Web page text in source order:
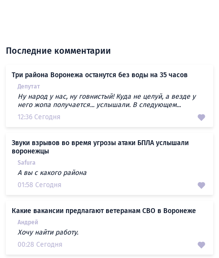
Последние комментарии
Три района Воронежа останутся без воды на 35 часов
Депутат
Ну народ у нас, ну говнистый! Куда не целуй, а везде у
него жопа получается... услышали. В следующем...
12:36 Сегодня
Звуки взрывов во время угрозы атаки БПЛА услышали
воронежцы
Safura
А вы с какого района
01:58 Сегодня
Какие вакансии предлагают ветеранам СВО в Воронеже
Андрей
Хочу найти работу.
00:28 Сегодня